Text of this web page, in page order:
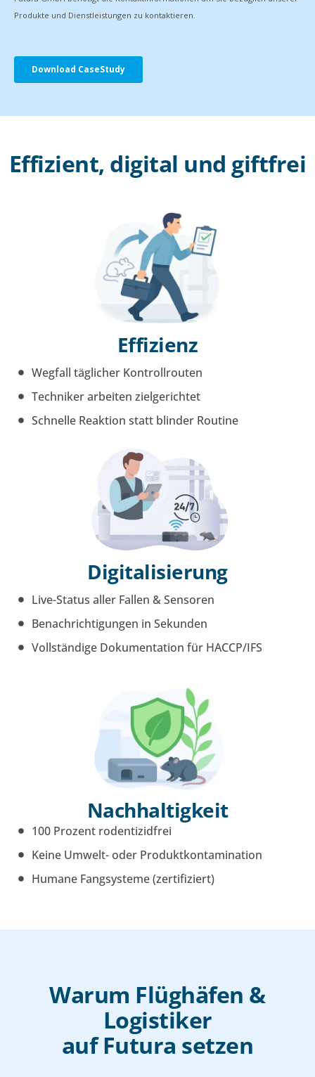
Effizient, digital und giftfrei
Effizienz
Wegfall täglicher Kontrollrouten
Techniker arbeiten zielgerichtet
Schnelle Reaktion statt blinder Routine
Digitalisierung
Live-Status aller Fallen & Sensoren
Benachrichtigungen in Sekunden
Vollständige Dokumentation für HACCP/IFS
Nachhaltigkeit
100 Prozent rodentizidfrei
Keine Umwelt- oder Produktkontamination
Humane Fangsysteme (zertifiziert)
Warum Flüghäfen &
Logistiker
auf Futura setzen